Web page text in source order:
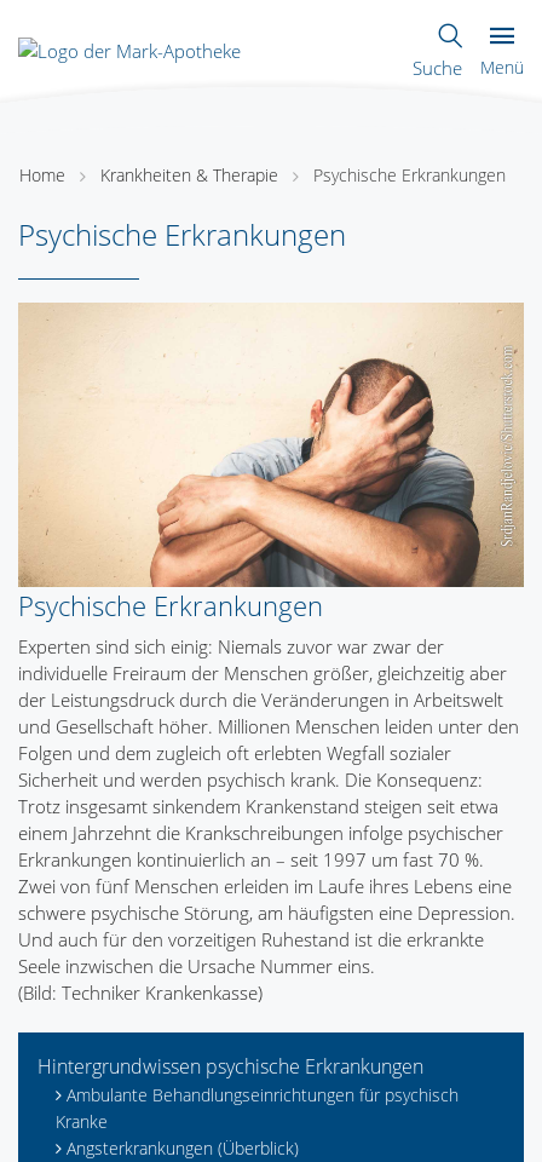
Suche Menü
Home Krankheiten & Therapie Psychische Erkrankungen
Psychische Erkrankungen
Psychische Erkrankungen
Experten sind sich einig: Niemals zuvor war zwar der
individuelle Freiraum der Menschen größer, gleichzeitig aber
der Leistungsdruck durch die Veränderungen in Arbeitswelt
und Gesellschaft höher. Millionen Menschen leiden unter den
Folgen und dem zugleich oft erlebten Wegfall sozialer
Sicherheit und werden psychisch krank. Die Konsequenz:
Trotz insgesamt sinkendem Krankenstand steigen seit etwa
einem Jahrzehnt die Krankschreibungen infolge psychischer
Erkrankungen kontinuierlich an – seit 1997 um fast 70 %.
Zwei von fünf Menschen erleiden im Laufe ihres Lebens eine
schwere psychische Störung, am häufigsten eine Depression.
Und auch für den vorzeitigen Ruhestand ist die erkrankte
Seele inzwischen die Ursache Nummer eins.
(Bild: Techniker Krankenkasse)
Hintergrundwissen psychische Erkrankungen
Ambulante Behandlungseinrichtungen für psychisch
Kranke
Angsterkrankungen (Überblick)